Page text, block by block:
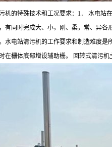
机的特殊技术和工况要求：1． 水电
有同时完成大、小，刚、柔，常、异
水电站清污机的工作要求和制造难度
在栅体底部增设辅助栅。 回转式清污